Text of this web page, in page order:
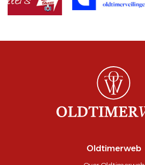
Oldtimerweb